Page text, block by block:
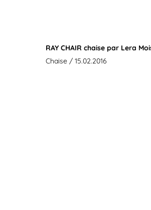
RAY CHAIR chaise par Lera
Chaise / 15.02.2016